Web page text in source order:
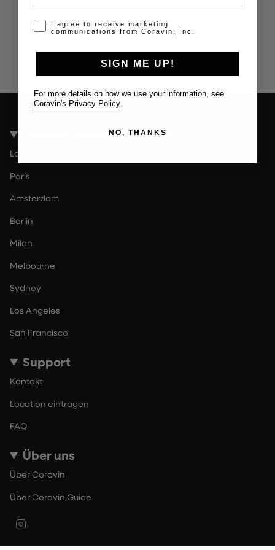
… 14 15 16 17 18
Coravin Guide Standorte
London
Paris
Amsterdam
Berlin
Milan
Melbourne
Sydney
Los Angeles
San Francisco
Support
Kontakt
Location eintragen
FAQ
Über uns
Über Coravin
Über Coravin Guide
Opt-in disclaimer
I agree to receive marketing
communications from Coravin, Inc.
SIGN ME UP!
For more details on how we use your information, see
Coravin's Privacy Policy.
NO, THANKS